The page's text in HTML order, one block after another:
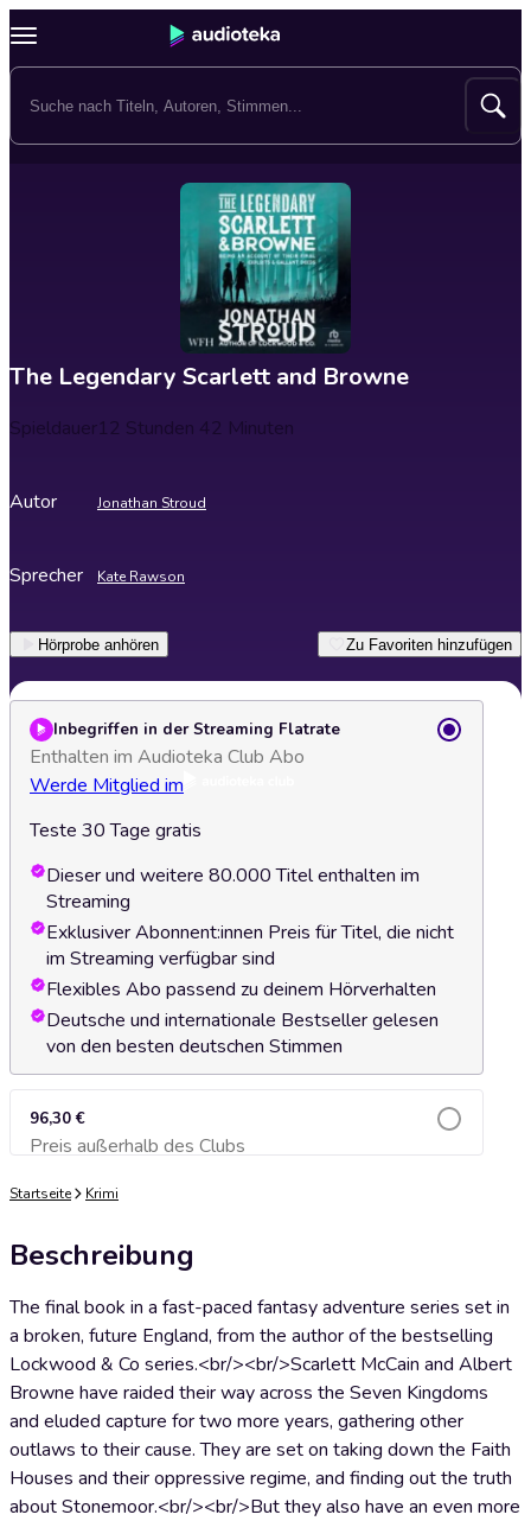
The Legendary Scarlett and Browne
Spieldauer12 Stunden 42 Minuten
Autor Jonathan Stroud
Sprecher Kate Rawson
Hörprobe anhören Zu Favoriten hinzufügen
Inbegriffen in der Streaming Flatrate
Enthalten im Audioteka Club Abo
Werde Mitglied im
Teste 30 Tage gratis
Dieser und weitere 80.000 Titel enthalten im
Streaming
Exklusiver Abonnent:innen Preis für Titel, die nicht
im Streaming verfügbar sind
Flexibles Abo passend zu deinem Hörverhalten
Deutsche und internationale Bestseller gelesen
von den besten deutschen Stimmen
96,30 €
Preis außerhalb des ClubsZum Warenkorb hinzufügen
Startseite Krimi
Beschreibung
The final book in a fast-paced fantasy adventure series set in
a broken, future England, from the author of the bestselling
Lockwood & Co series.<br/><br/>Scarlett McCain and Albert
Browne have raided their way across the Seven Kingdoms
and eluded capture for two more years, gathering other
outlaws to their cause. They are set on taking down the Faith
Houses and their oppressive regime, and finding out the truth
about Stonemoor.<br/><br/>But they also have an even more